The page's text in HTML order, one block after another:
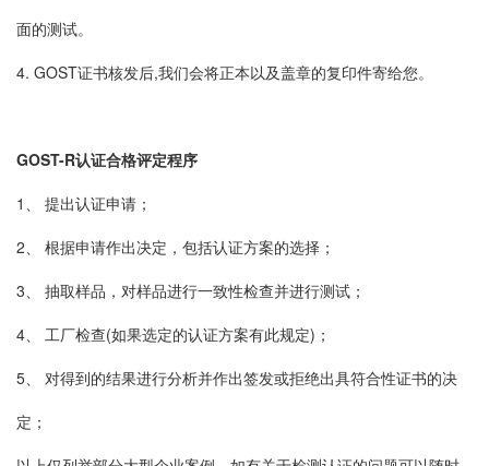
面的测试。
4. GOST证书核发后,我们会将正本以及盖章的复印件寄给您。
GOST-R认证合格评定程序
1、 提出认证申请；
2、 根据申请作出决定，包括认证方案的选择；
3、 抽取样品，对样品进行一致性检查并进行测试；
4、 工厂检查(如果选定的认证方案有此规定)；
5、 对得到的结果进行分析并作出签发或拒绝出具符合性证书的决
定；